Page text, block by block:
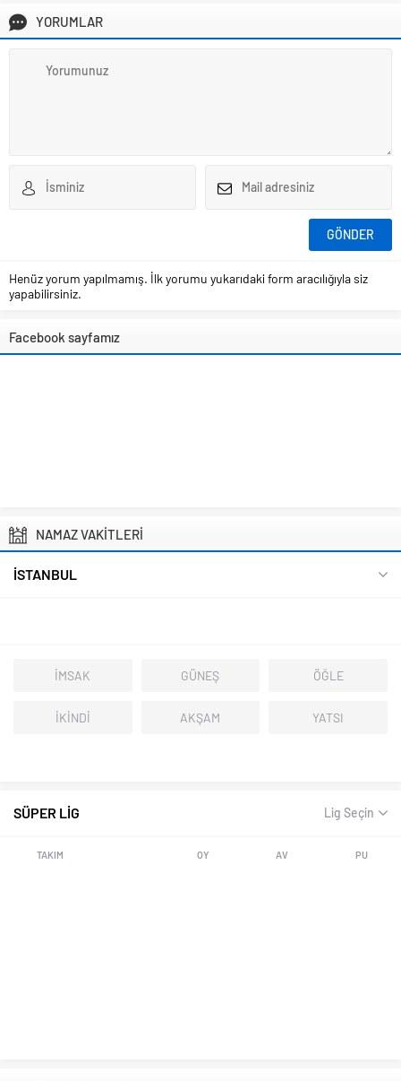
YORUMLAR
Henüz yorum yapılmamış. İlk yorumu yukarıdaki form aracılığıyla siz
yapabilirsiniz.
Facebook sayfamız
NAMAZ VAKİTLERİ
İSTANBUL
İMSAK GÜNEŞ ÖĞLE
İKİNDİ AKŞAM YATSI
Lig Seçin
SÜPER LİG
TAKIM OY AV PU